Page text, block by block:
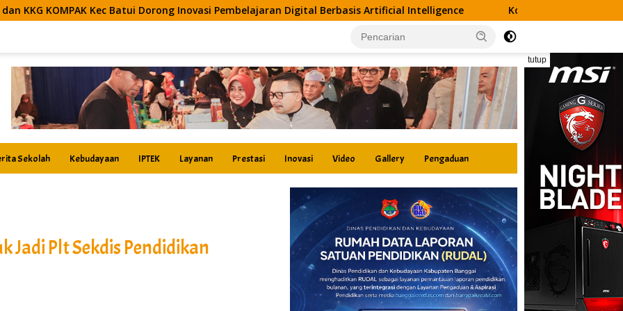
Batui Dorong Inovasi Pembelajaran Digital Berbasis Artificial Intelligence Kolaborasi DSLNG dan Disdik Banggai
tutup
Sekolah Kebudayaan IPTEK Layanan Prestasi Inovasi Video Gallery Pengaduan
Plt Sekdis Pendidikan